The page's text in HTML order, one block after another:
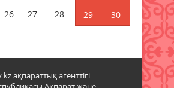
жаңа флюорит
ж. 68
26 27 28 29
30
ақпараттық агенттігі.